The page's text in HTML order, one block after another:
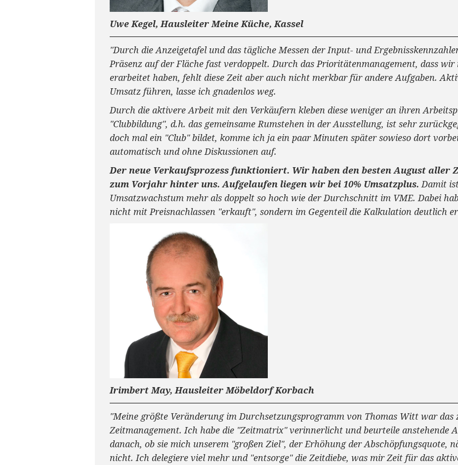
Uwe Kegel, Hausleiter Meine Küche, Kassel
"Durch die Anzeigetafel und das tägliche Messen der Input- und
Präsenz auf der Fläche fast verdoppelt. Durch das Prioritätenmanagement, dass
erarbeitet haben, fehlt diese Zeit aber auch nicht merkbar für andere Aufgaben.
Umsatz führen, lasse ich gnadenlos weg.
Durch die aktivere Arbeit mit den Verkäufern kleben diese weniger an ihren
"Clubbildung", d.h. das gemeinsame Rumstehen in der Ausstellung, ist sehr
doch mal ein "Club" bildet, komme ich ja ein paar Minuten später sowieso dort
automatisch und ohne Diskussionen auf.
Der neue Verkaufsprozess funktioniert. Wir haben den besten August aller
zum Vorjahr hinter uns. Aufgelaufen liegen wir bei 10% Umsatzplus. Damit
Umsatzwachstum mehr als doppelt so hoch wie der Durchschnitt im VME. Dabei
nicht mit Preisnachlassen "erkauft", sondern im Gegenteil die Kalkulation deutlich
Irimbert May, Hausleiter Möbeldorf Korbach
"Meine größte Veränderung im Durchsetzungsprogramm von Thomas Witt war das
Zeitmanagement. Ich habe die "Zeitmatrix" verinnerlicht und beurteile anstehende
danach, ob sie mich unserem "großen Ziel", der Erhöhung der Abschöpfungsquote,
nicht. Ich delegiere viel mehr und "entsorge" die Zeitdiebe, was mir Zeit für das